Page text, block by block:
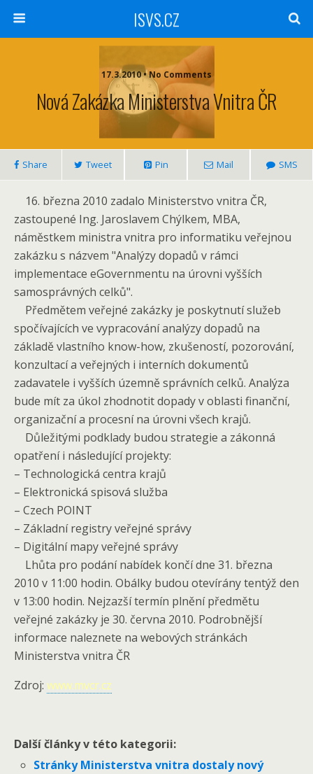
ISVS.CZ
17.3.2010 • No Comments
Nová Zakázka Ministerstva Vnitra ČR
Share Tweet Pin Mail SMS
16. března 2010 zadalo Ministerstvo vnitra ČR,
zastoupené Ing. Jaroslavem Chýlkem, MBA,
náměstkem ministra vnitra pro informatiku veřejnou
zakázku s názvem "Analýzy dopadů v rámci
implementace eGovernmentu na úrovni vyšších
samosprávných celků".
Předmětem veřejné zakázky je poskytnutí služeb
spočívajících ve vypracování analýzy dopadů na
základě vlastního know-how, zkušeností, pozorování,
konzultací a veřejných i interních dokumentů
zadavatele i vyšších územně správních celků. Analýza
bude mít za úkol zhodnotit dopady v oblasti finanční,
organizační a procesní na úrovni všech krajů.
Důležitými podklady budou strategie a zákonná
opatření i následující projekty:
– Technologická centra krajů
– Elektronická spisová služba
– Czech POINT
– Základní registry veřejné správy
– Digitální mapy veřejné správy
Lhůta pro podání nabídek končí dne 31. března
2010 v 11:00 hodin. Obálky budou otevírány tentýž den
v 13:00 hodin. Nejzazší termín plnění předmětu
veřejné zakázky je 30. června 2010. Podrobnější
informace naleznete na webových stránkách
Ministerstva vnitra ČR
Zdroj: www.mvcr.cz
Další články v této kategorii:
Stránky Ministerstva vnitra dostaly nový